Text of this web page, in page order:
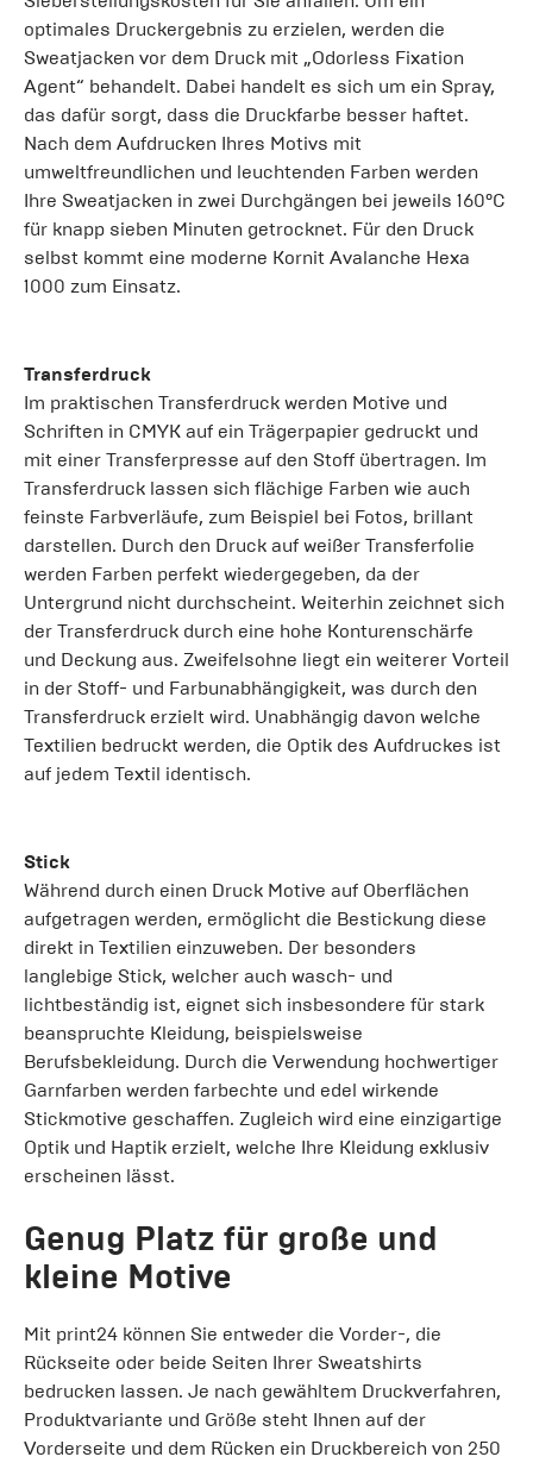
optimales Druckergebnis zu erzielen, werden die
Sweatjacken vor dem Druck mit „Odorless Fixation
Agent“ behandelt. Dabei handelt es sich um ein Spray,
das dafür sorgt, dass die Druckfarbe besser haftet.
Nach dem Aufdrucken Ihres Motivs mit
umweltfreundlichen und leuchtenden Farben werden
Ihre Sweatjacken in zwei Durchgängen bei jeweils 160°C
für knapp sieben Minuten getrocknet. Für den Druck
selbst kommt eine moderne Kornit Avalanche Hexa
1000 zum Einsatz.
Transferdruck
Im praktischen Transferdruck werden Motive und
Schriften in CMYK auf ein Trägerpapier gedruckt und
mit einer Transferpresse auf den Stoff übertragen. Im
Transferdruck lassen sich flächige Farben wie auch
feinste Farbverläufe, zum Beispiel bei Fotos, brillant
darstellen. Durch den Druck auf weißer Transferfolie
werden Farben perfekt wiedergegeben, da der
Untergrund nicht durchscheint. Weiterhin zeichnet sich
der Transferdruck durch eine hohe Konturenschärfe
und Deckung aus. Zweifelsohne liegt ein weiterer Vorteil
in der Stoff- und Farbunabhängigkeit, was durch den
Transferdruck erzielt wird. Unabhängig davon welche
Textilien bedruckt werden, die Optik des Aufdruckes ist
auf jedem Textil identisch.
Stick
Während durch einen Druck Motive auf Oberflächen
aufgetragen werden, ermöglicht die Bestickung diese
direkt in Textilien einzuweben. Der besonders
langlebige Stick, welcher auch wasch- und
lichtbeständig ist, eignet sich insbesondere für stark
beanspruchte Kleidung, beispielsweise
Berufsbekleidung. Durch die Verwendung hochwertiger
Garnfarben werden farbechte und edel wirkende
Stickmotive geschaffen. Zugleich wird eine einzigartige
Optik und Haptik erzielt, welche Ihre Kleidung exklusiv
erscheinen lässt.
Genug Platz für große und
kleine Motive
Mit print24 können Sie entweder die Vorder-, die
Rückseite oder beide Seiten Ihrer Sweatshirts
bedrucken lassen. Je nach gewähltem Druckverfahren,
Produktvariante und Größe steht Ihnen auf der
Vorderseite und dem Rücken ein Druckbereich von 250